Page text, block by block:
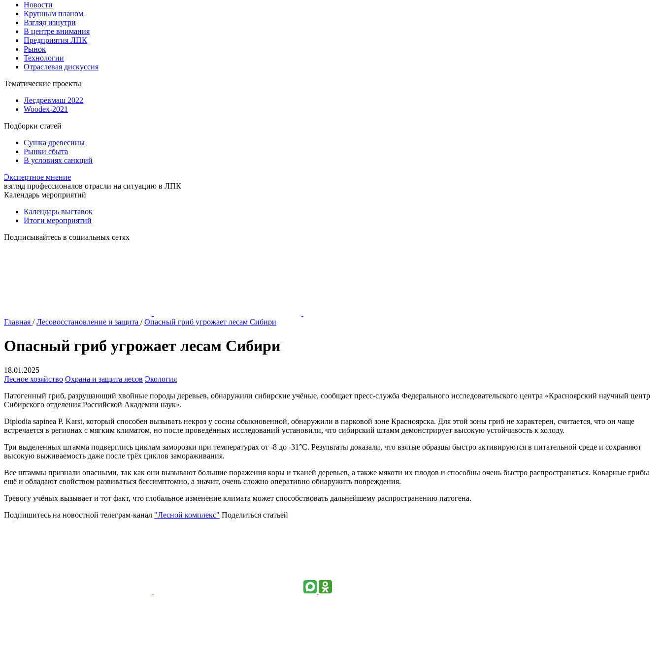
Новости
Крупным планом
Взгляд изнутри
В центре внимания
Предприятия ЛПК
Рынок
Технологии
Отраслевая дискуссия
Тематические проекты
Лесдревмаш 2022
Woodex-2021
Подборки статей
Сушка древесины
Рынки сбыта
В условиях санкций
Экспертное мнение
взгляд профессионалов отрасли на ситуацию в ЛПК
Календарь мероприятий
Календарь выставок
Итоги мероприятий
Подписывайтесь в социальных сетях
Главная / Лесовосстановление и защита / Опасный гриб угрожает лесам Сибири
Опасный гриб угрожает лесам Сибири
18.01.2025
Лесное хозяйство Охрана и защита лесов Экология
Патогенный гриб, разрушающий хвойные породы деревьев, обнаружили сибирские учёные, сообщает пресс-служба Федерального исследовательского центра «Красноярский научный центр
Сибирского отделения Российской Академии наук».
Diplodia sapinea P. Karst, который способен вызывать некроз у сосны обыкновенной, обнаружили в парковой зоне Красноярска. Для этой зоны гриб не характерен, считается, что он чаще
встречается в регионах с мягким климатом, но после проведённых исследований установили, что сибирский штамм демонстрирует высокую устойчивость к холоду.
Три выделенных штамма подверглись циклам заморозки при температурах от -8 до -31°С. Результаты доказали, что взятые образцы быстро активируются в питательной среде и сохраняют
высокую выживаемость даже после трёх циклов замораживания.
Все штаммы признали опасными, так как они вызывают большие поражения коры и тканей деревьев, а также мякоти их плодов и способны очень быстро распространяться. Коварные грибы
ещё и обладают свойством развиваться бессимптомно, а значит, очень сложно оперативно обнаружить повреждения.
Тревогу учёных вызывает и тот факт, что глобальное изменение климата может способствовать дальнейшему распространению патогена.
Подпишитесь на новостной телеграм-канал "Лесной комплекс" Поделиться статьей